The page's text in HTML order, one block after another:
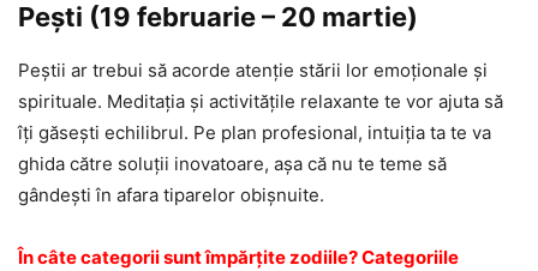
Pești (19 februarie – 20 martie)
Peștii ar trebui să acorde atenție stării lor emoționale și
spirituale. Meditația și activitățile relaxante te vor ajuta să
îți găsești echilibrul. Pe plan profesional, intuiția ta te va
ghida către soluții inovatoare, așa că nu te teme să
gândești în afara tiparelor obișnuite.
În câte categorii sunt împărțite zodiile? Categoriile